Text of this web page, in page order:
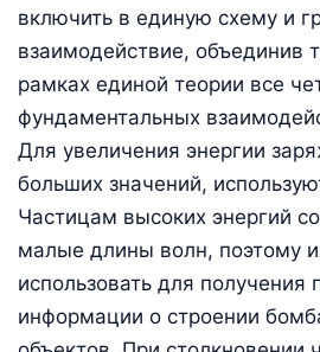
включить в единую схему и
взаимодействие, объединив
рамках единой теории все
фундаментальных
Для увеличения энергии
больших значений,
Частицам высоких энергий
малые длины волн, поэтому
использовать для получения
информации о строении